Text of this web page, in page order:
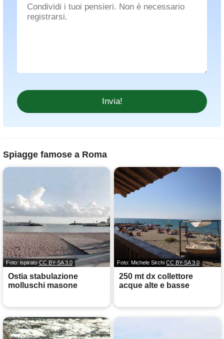
Spiagge famose a Roma
Foto: ispirato CC BY-SA 3.0
Ostia stabulazione
molluschi masone
Foto: Michele Sirchi CC BY-SA 3.0
250 mt dx collettore
acque alte e basse